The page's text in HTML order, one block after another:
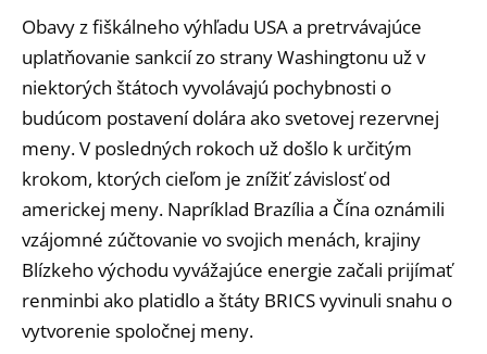
Obavy z fiškálneho výhľadu USA a pretrvávajúce
uplatňovanie sankcií zo strany Washingtonu už v
niektorých štátoch vyvolávajú pochybnosti o
budúcom postavení dolára ako svetovej rezervnej
meny. V posledných rokoch už došlo k určitým
krokom, ktorých cieľom je znížiť závislosť od
americkej meny. Napríklad Brazília a Čína oznámili
vzájomné zúčtovanie vo svojich menách, krajiny
Blízkeho východu vyvážajúce energie začali prijímať
renminbi ako platidlo a štáty BRICS vyvinuli snahu o
vytvorenie spoločnej meny.